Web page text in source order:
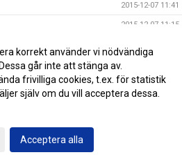
2015-12-07 11:41
2015-12-07 11:15
själv...
2015-11-10 16:41
korrekt använder vi nödvändiga
går inte att stänga av.
frivilliga cookies, t.ex. för statistik
själv om du vill acceptera dessa.
Acceptera alla